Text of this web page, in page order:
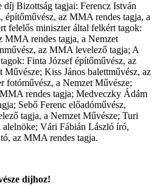
díj Bizottság tagjai: Ferencz István
építőművész, az MMA rendes tagja, a
felelős miniszter által felkért tagok:
MMA rendes tagja, a Nemzet
az MMA levelező tagja; A
Finta József építőművész, az
Kiss János balettművész, az
fotóművész, a Nemzet Művésze;
rendes tagja; Medveczky Ádám
Sebő Ferenc előadóművész,
tagja, a Nemzet Művésze; Turi
Vári Fábián László író,
az MMA rendes tagja.
díjhoz!